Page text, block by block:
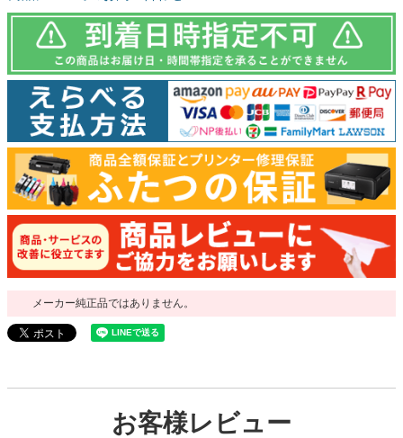
メーカー純正品ではありません。
お客様レビュー